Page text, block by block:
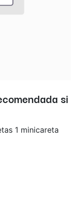
si
1 minicareta